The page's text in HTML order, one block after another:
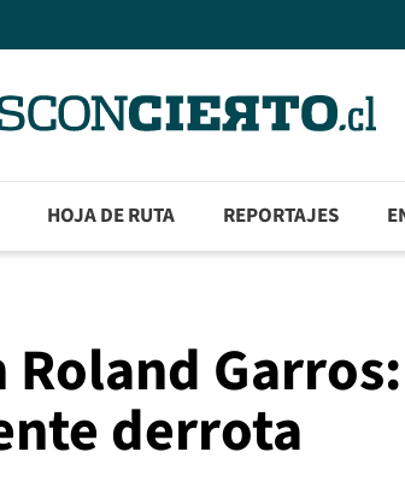
HOJA DE RUTA REPORTAJES
Garros:
derrota